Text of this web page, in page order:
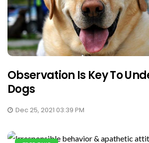
Observation Is Key To
Dogs
Dec 25, 2021 03:39 PM